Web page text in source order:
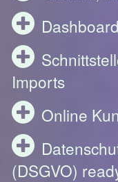
Imports
Online
(DSGVO)